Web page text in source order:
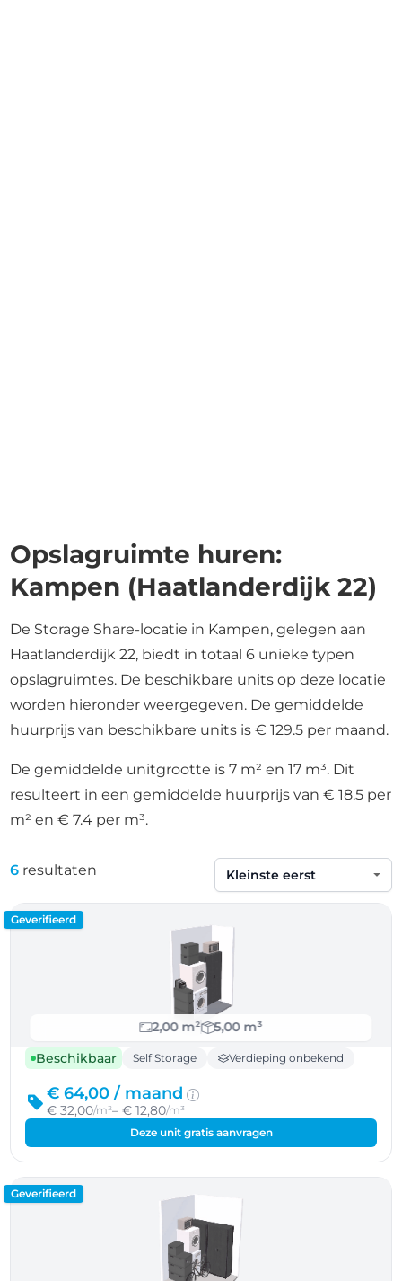
Opslagruimte huren:
Kampen (Haatlanderdijk 22)
De Storage Share-locatie in Kampen, gelegen aan
Haatlanderdijk 22, biedt in totaal 6 unieke typen
opslagruimtes. De beschikbare units op deze locatie
worden hieronder weergegeven. De gemiddelde
huurprijs van beschikbare units is € 129.5 per maand.
De gemiddelde unitgrootte is 7 m² en 17 m³. Dit
resulteert in een gemiddelde huurprijs van € 18.5 per
m² en € 7.4 per m³.
6 resultaten
Sorteren op
Geverifieerd
2,00 m²
5,00 m³
Beschikbaar
Self Storage Verdieping onbekend
€ 64,00 / maand
€ 32,00/m²– € 12,80/m³
Deze unit gratis aanvragen
Geverifieerd